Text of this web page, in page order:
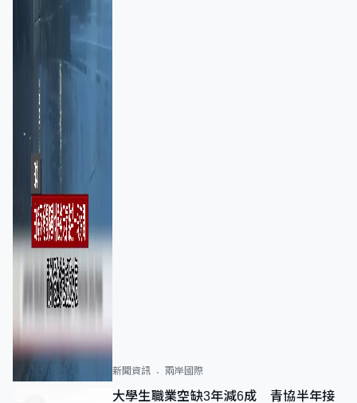
新聞資訊 兩岸國際
大學生職業空缺3年減6成 青協半年接